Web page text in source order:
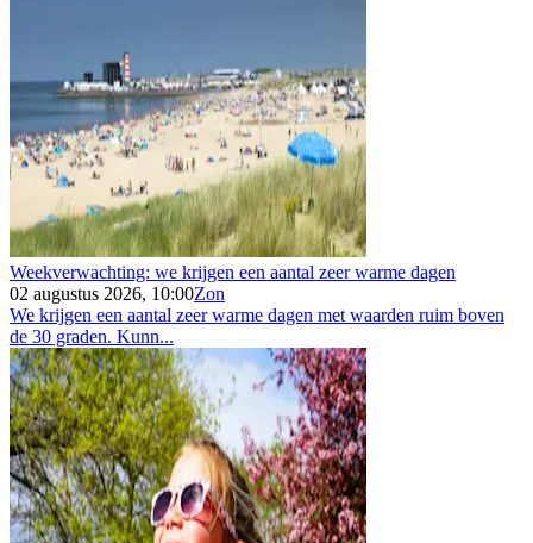
Weekverwachting: we krijgen een aantal zeer warme dagen
02 augustus 2026, 10:00Zon
We krijgen een aantal zeer warme dagen met waarden ruim boven
de 30 graden. Kunn...